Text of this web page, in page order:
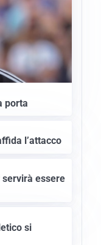
porta
l’attacco
servirà essere
si